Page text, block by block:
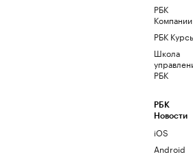
РБК
Компании
РБК
Школа
РБК
РБК
Новости
iOS
Android